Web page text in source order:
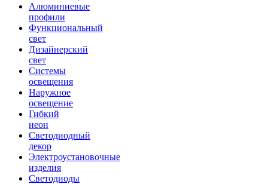
Алюминиевые
профили
Функциональный
свет
Дизайнерский
свет
Системы
освещения
Наружное
освещение
Гибкий
неон
Светодиодный
декор
Электроустановочные
изделия
Светодиоды